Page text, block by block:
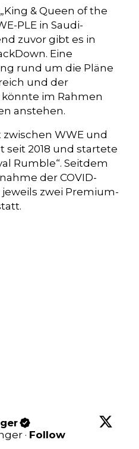
& Queen of the
PLE in Saudi-
zuvor gibt es in
Eine
rund um die Pläne
und der
im Rahmen
anstehen.
WWE und
seit 2018 und startete
Rumble“. Seitdem
der COVID-
jeweils zwei Premium-
· Follow